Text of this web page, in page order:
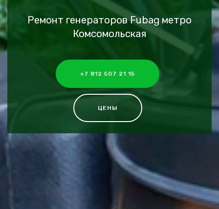
Ремонт генераторов Fubag метро
Комсомольская
+7 812 507 21 15
ЦЕНЫ